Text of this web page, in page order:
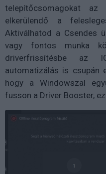
telepítőcsomagokat az
elkerülendő a
Aktiválhatod a Csendes
vagy fontos munka
driverfrissítésbe az
automatizálás is csupán
hogy a Windowszal
fusson a Driver Booster,